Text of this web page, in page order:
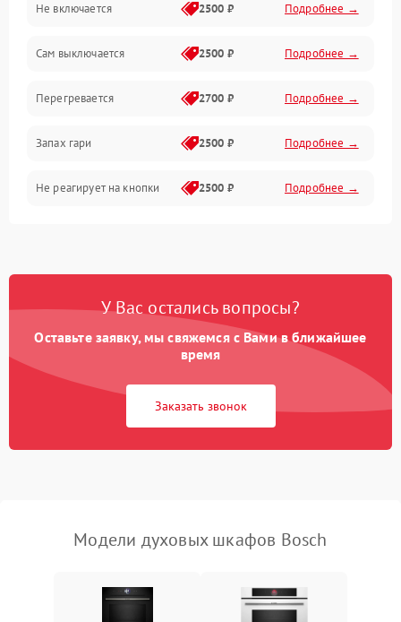
Не включается 2500 ₽ Подробнее →
Сам выключается 2500 ₽ Подробнее →
Перегревается 2700 ₽ Подробнее →
Запах гари 2500 ₽ Подробнее →
Не реагирует на кнопки 2500 ₽ Подробнее →
У Вас остались вопросы?
Оставьте заявку, мы свяжемся с Вами в ближайшее
время
Заказать звонок
Модели духовых шкафов Bosch